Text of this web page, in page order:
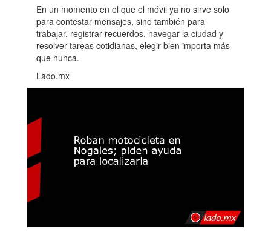
En un momento en el que el móvil ya no sirve solo
para contestar mensajes, sino también para
trabajar, registrar recuerdos, navegar la ciudad y
resolver tareas cotidianas, elegir bien importa más
que nunca.
Lado.mx